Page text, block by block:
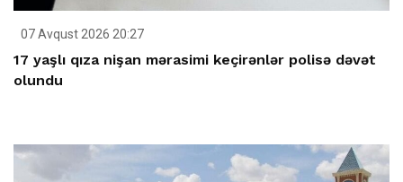
07 Avqust 2026 20:27
17 yaşlı qıza nişan mərasimi keçirənlər polisə dəvət
olundu